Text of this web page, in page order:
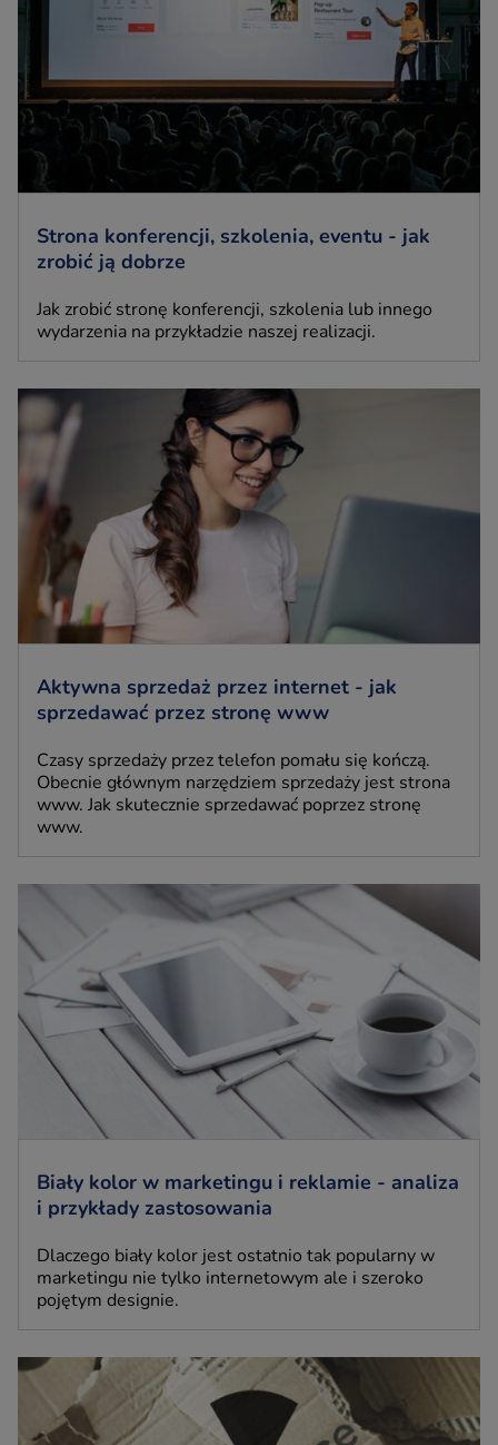
Strona konferencji, szkolenia, eventu - jak
zrobić ją dobrze
Jak zrobić stronę konferencji, szkolenia lub innego
wydarzenia na przykładzie naszej realizacji.
Aktywna sprzedaż przez internet - jak
sprzedawać przez stronę www
Czasy sprzedaży przez telefon pomału się kończą.
Obecnie głównym narzędziem sprzedaży jest strona
www. Jak skutecznie sprzedawać poprzez stronę
www.
Biały kolor w marketingu i reklamie - analiza
i przykłady zastosowania
Dlaczego biały kolor jest ostatnio tak popularny w
marketingu nie tylko internetowym ale i szeroko
pojętym designie.